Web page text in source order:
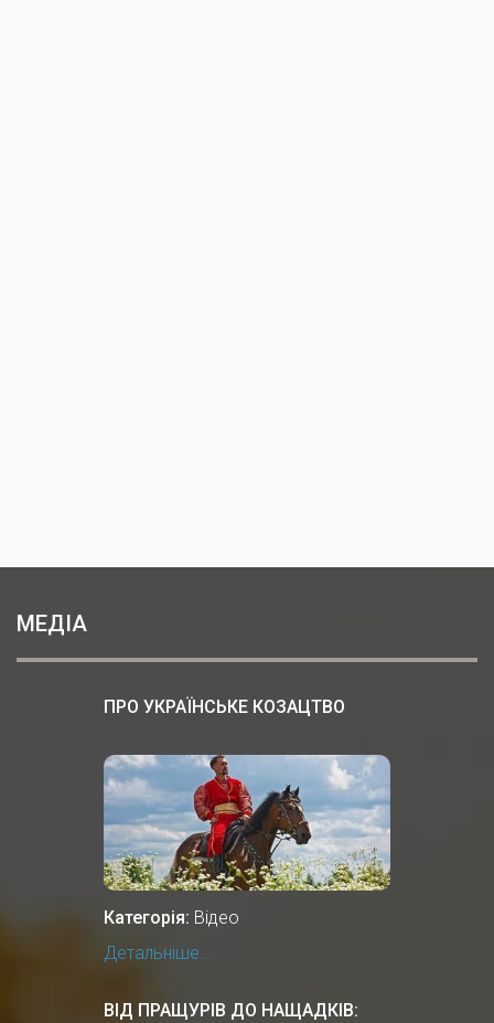
МЕДІА
ПРО УКРАЇНСЬКЕ КОЗАЦТВО
Категорія: Відео
Детальніше...
ВІД ПРАЩУРІВ ДО НАЩАДКІВ: